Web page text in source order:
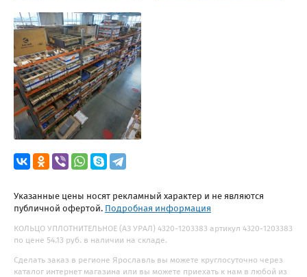
Указанные цены носят рекламный характер и не являются
публичной офертой. Подробная информация
КОЛЬЦО УПЛОТНИТЕЛЬНОЕ (АЗ УРАЛ) 4320-1203383 артикул 4320-1203383
по цене 54.13 руб. в наличии на складе.
Сделать заказ в регионе Ярославль вы можете круглосуточно через
каталог интернет магазина или вы можете приехать к нам в любой из